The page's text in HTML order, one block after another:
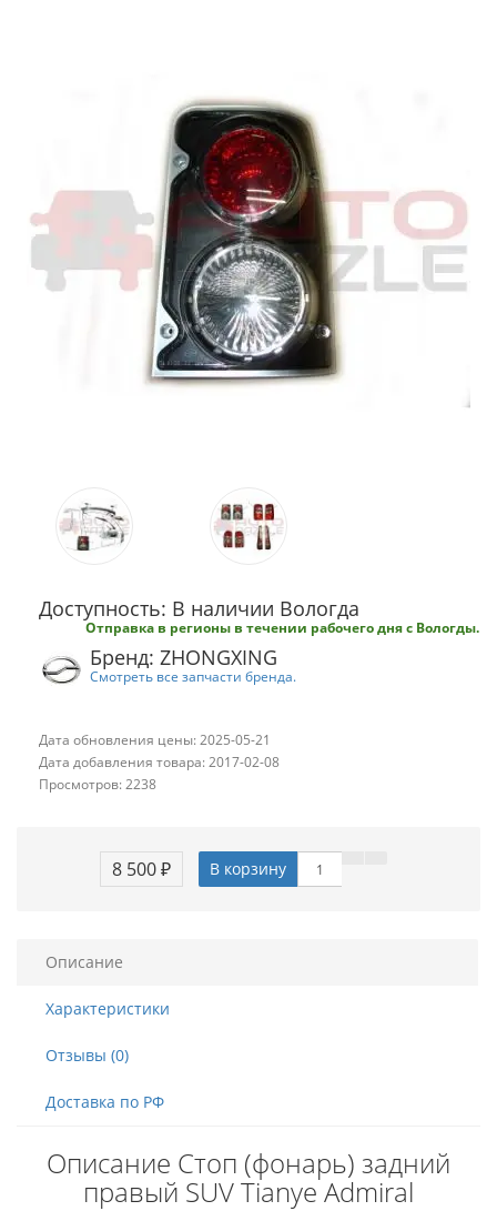
Доступность: В наличии Вологда
Отправка в регионы в течении рабочего дня с Вологды.
Бренд: ZHONGXING
Смотреть все запчасти бренда.
Дата обновления цены: 2025-05-21
Дата добавления товара: 2017-02-08
Просмотров: 2238
8 500 ₽ В корзину
Описание
Характеристики
Отзывы (0)
Доставка по РФ
Описание Стоп (фонарь) задний
правый SUV Tianye Admiral